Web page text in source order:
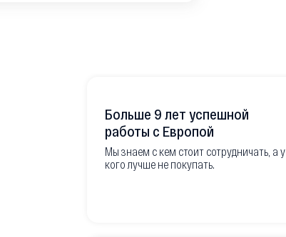
Больше 9 лет успешной
работы с Европой
Мы знаем с кем стоит сотрудничать, а у
кого лучше не покупать.